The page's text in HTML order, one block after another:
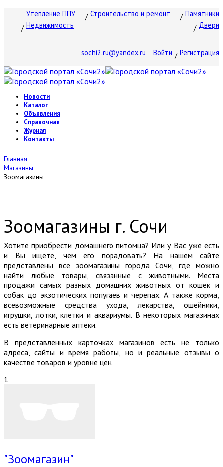
Утепление ППУ Строительство и ремонт
Памятники
Недвижимость
Двери
sochi2.ru@yandex.ru Войти Регистрация
Новости
Каталог
Объявления
Справочная
Журнал
Контакты
Главная
Магазины
Зоомагазины
Зоомагазины г. Сочи
Хотите приобрести домашнего питомца? Или у Вас уже есть
и Вы ищете, чем его порадовать? На нашем сайте
представлены все зоомагазины города Сочи, где можно
найти любые товары, связанные с животными. Места
продажи самых разных домашних животных от кошек и
собак до экзотических попугаев и черепах. А также корма,
всевозможные средства ухода, лекарства, ошейники,
игрушки, лотки, клетки и аквариумы. В некоторых магазинах
есть ветеринарные аптеки.
В представленных карточках магазинов есть не только
адреса, сайты и время работы, но и реальные отзывы о
качестве товаров и уровне цен.
1
"Зоомагазин"